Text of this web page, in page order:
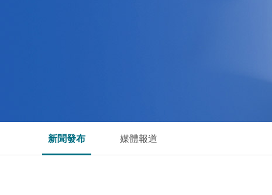
新聞發布 媒體報道